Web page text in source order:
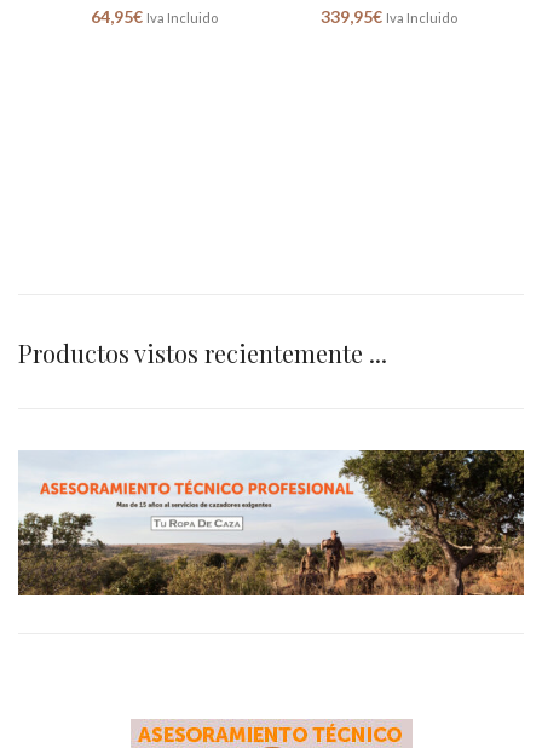
64,95€ Iva Incluido 339,95€ Iva Incluido
Productos vistos recientemente ...